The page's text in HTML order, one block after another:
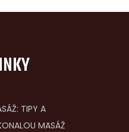
TIPY A
MASÁŽ